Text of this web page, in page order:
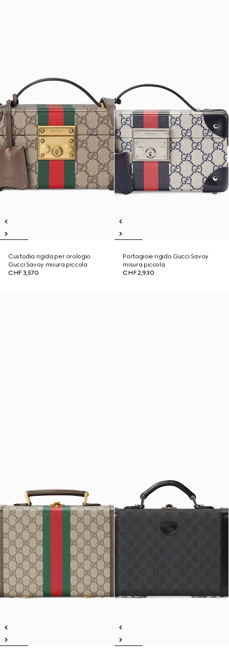
Custodia rigida per orologio
Gucci Savoy misura piccola
CHF 3,570
Portagioie rigido Gucci Savoy
misura piccola
CHF 2,930